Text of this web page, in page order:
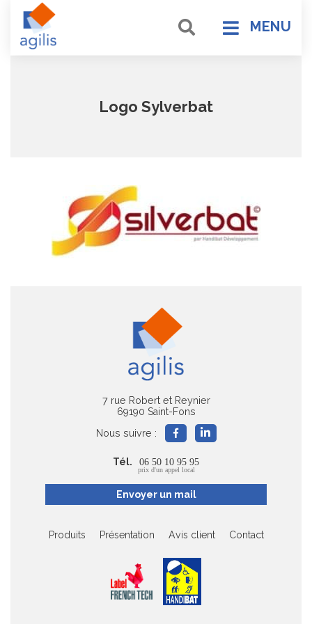
MENU
Logo Sylverbat
7 rue Robert et Reynier
69190 Saint-Fons
Nous suivre :
Tél. 06 50 10 95 95
prix d'un appel local
Envoyer un mail
Produits Présentation Avis client Contact